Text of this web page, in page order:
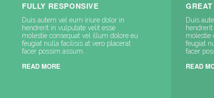
FULLY RESPONSIVE
Duis autem vel eum iriure dolor in
hendrerit in vulputate velit esse
molestie consequat vel illum dolore eu
feugiat nulla facilisis at vero placerat
facer possim assum.
READ MORE
Duis
molestie
feugiat
facer
READ